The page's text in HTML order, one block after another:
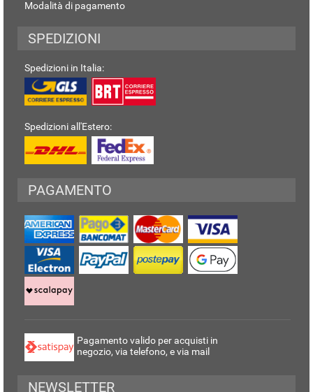
Modalità di pagamento
SPEDIZIONI
Spedizioni in Italia:
Spedizioni all'Estero:
PAGAMENTO
Pagamento valido per acquisti in
negozio, via telefono, e via mail
NEWSLETTER